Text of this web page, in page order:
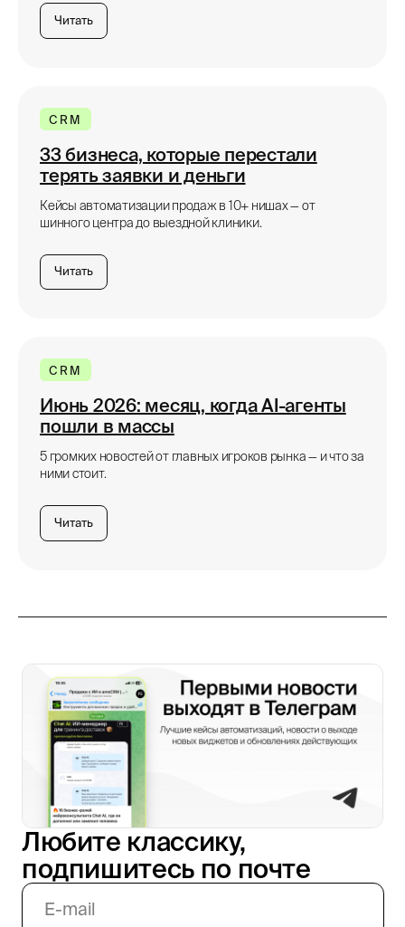
Читать
CRM
33 бизнеса, которые перестали
терять заявки и деньги
Кейсы автоматизации продаж в 10+ нишах — от
шинного центра до выездной клиники.
Читать
CRM
Июнь 2026: месяц, когда AI-агенты
пошли в массы
5 громких новостей от главных игроков рынка — и что за
ними стоит.
Читать